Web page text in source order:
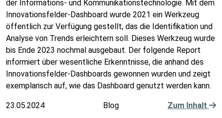
der Informations- und Kommunikationstechnologie. Mit dem
Innovationsfelder-Dashboard wurde 2021 ein Werkzeug
öffentlich zur Verfügung gestellt, das die Identifikation und
Analyse von Trends erleichtern soll. Dieses Werkzeug wurde
bis Ende 2023 nochmal ausgebaut. Der folgende Report
informiert über wesentliche Erkenntnisse, die anhand des
Innovationsfelder-Dashboards gewonnen wurden und zeigt
exemplarisch auf, wie das Dashboard genutzt werden kann.
23.05.2024 Blog Zum Inhalt